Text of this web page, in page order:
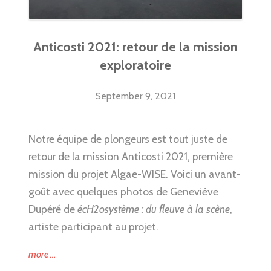
Anticosti 2021: retour de la mission
exploratoire
September 9, 2021
Notre équipe de plongeurs est tout juste de
retour de la mission Anticosti 2021, première
mission du projet Algae-WISE. Voici un avant-
goût avec quelques photos de Geneviève
Dupéré deécH2osystème : du fleuve à la scène,
artiste participant au projet.
more“Anticosti
…